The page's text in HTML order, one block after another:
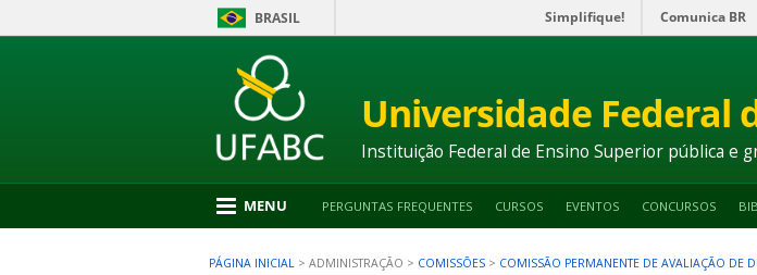
BRASIL Simplifique! Comunica BR
para
2
Ir
Universidade Federal
Instituição Federal de Ensino Superior pública e
MENU PERGUNTAS FREQUENTES CURSOS EVENTOS CONCURSOS
PÁGINA INICIAL > ADMINISTRAÇÃO > COMISSÕES > COMISSÃO PERMANENTE DE AVALIAÇÃO DE